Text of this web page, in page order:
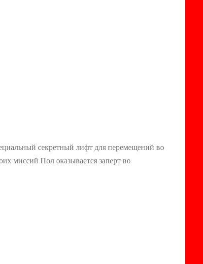
секретный лифт для перемещений во
миссий Пол оказывается заперт во